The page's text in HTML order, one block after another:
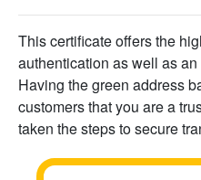
This certificate offers the
authentication as well as
Having the green address
customers that you are a
taken the steps to secure